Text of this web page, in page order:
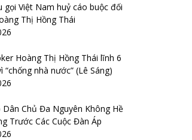
gọi Việt Nam huỷ cáo buộc đối
Thị Hồng Thái
Hoàng Thị Hồng Thái lĩnh 6
“chống nhà nước” (Lê Sáng)
Dân Chủ Đa Nguyên Không Hề
Trước Các Cuộc Đàn Áp